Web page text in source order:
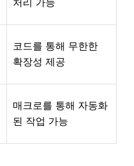
코드를 통해 무한한
확장성 제공
매크로를 통해 자동화
된 작업 가능